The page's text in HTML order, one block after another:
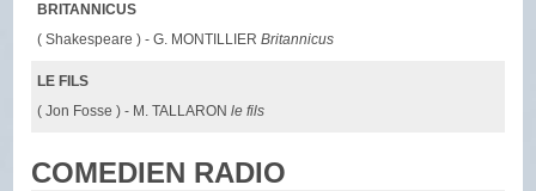
BRITANNICUS
( Shakespeare ) - G. MONTILLIERBritannicus
LE FILS
( Jon Fosse ) - M. TALLARONle fils
COMEDIEN RADIO